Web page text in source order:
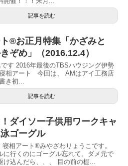
記事を読む
®お正月特集「かざみと
ぞめ」（2016.12.4）
す 2016年最後のTBSハウジング伊勢
相アート 今回は、 AMはアイ工務店
き初...
記事を読む
ダイソー子供用ワークキャ
ゴーグル
寝相アート®︎みやざわりょうこです。
に行くのにゴーグル忘れて、ダメ元で
け込んだら、、、 目の前の棚...